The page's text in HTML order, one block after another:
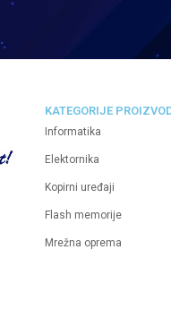
KATEGORIJE
Informatika
Elektornika
Kopirni uređaji
Flash memorije
Mrežna oprema